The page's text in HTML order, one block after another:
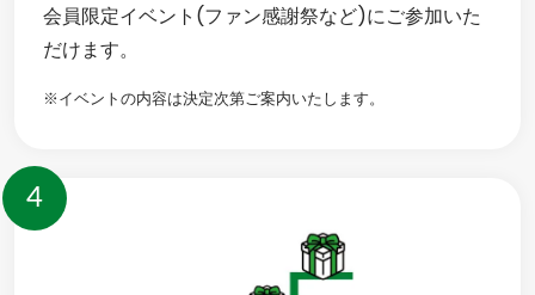
会員限定イベント(ファン感謝祭など)にご参加いた
だけます。
※イベントの内容は決定次第ご案内いたします。
4